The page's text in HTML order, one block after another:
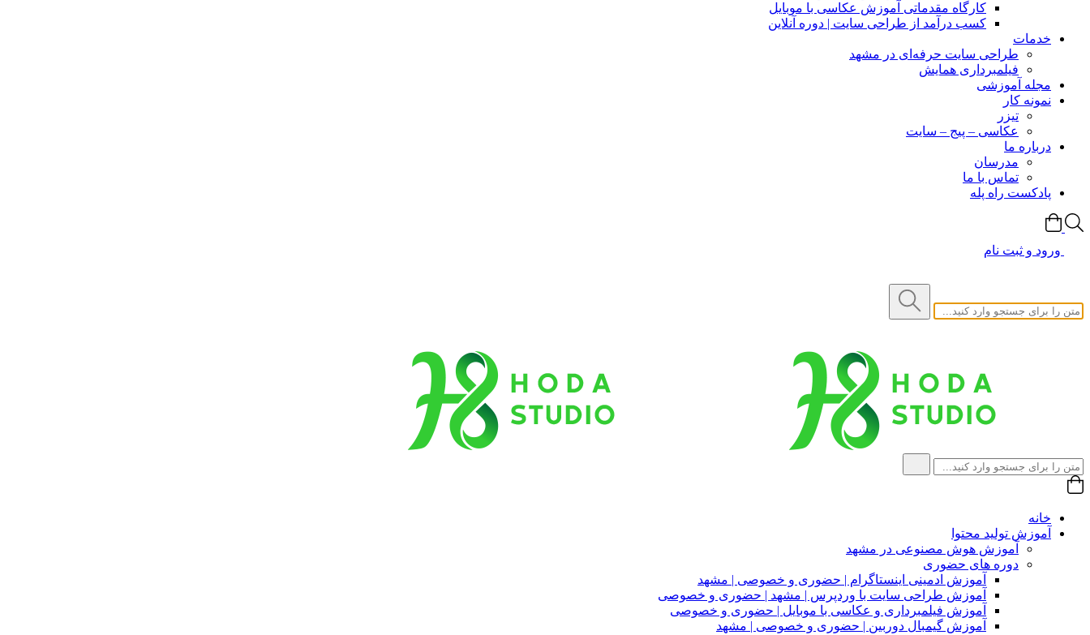
کارگاه مقدماتی آموزش عکاسی با موبایل
کسب درآمد از طراحی سایت | دوره آنلاین
خدمات
طراحی سایت حرفه‌ای در مشهد
فیلمبرداری همایش
مجله آموزشی
نمونه کار
تیزر
عکاسی – پیج – سایت
درباره ما
مدرسان
تماس با ما
پادکست راه پله
ورود و ثبت نام
خانه
آموزش تولید محتوا
آموزش هوش مصنوعی در مشهد
دوره های حضوری
آموزش ادمینی اینستاگرام | حضوری و خصوصی | مشهد
آموزش طراحی سایت با وردپرس | مشهد | حضوری و خصوصی
آموزش فیلمبرداری و عکاسی با موبایل | حضوری و خصوصی
آموزش گیمبال دوربین | حضوری و خصوصی | مشهد